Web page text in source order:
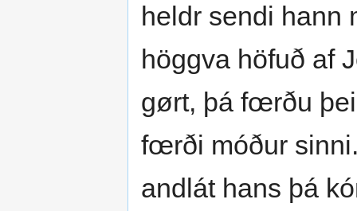
heldr sendi hann
höggva höfuð af
gørt, þá fœrðu
fœrði móður
andlát hans þá